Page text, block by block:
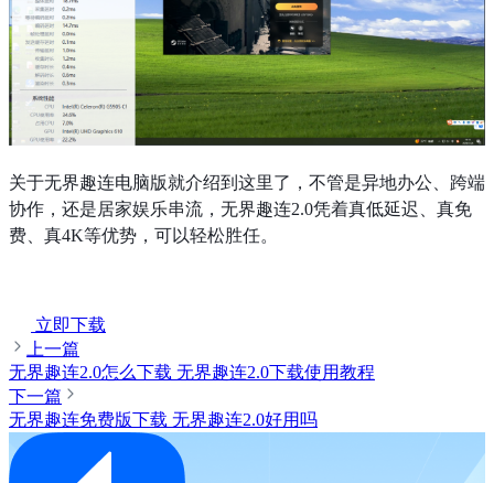
关于无界趣连电脑版就介绍到这里了，不管是异地办公、跨端
协作，还是居家娱乐串流，无界趣连2.0凭着真低延迟、真免
费、真4K等优势，可以轻松胜任。
立即下载
上一篇
无界趣连2.0怎么下载 无界趣连2.0下载使用教程
下一篇
无界趣连免费版下载 无界趣连2.0好用吗